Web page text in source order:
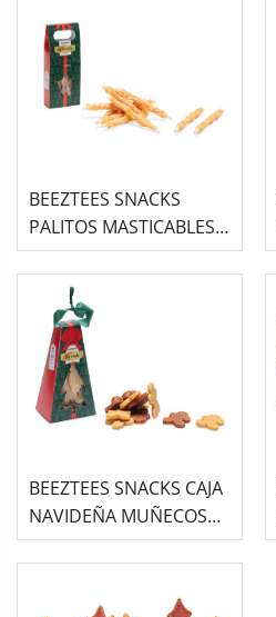
BEEZTEES SNACKS
PALITOS MASTICABLES
NAVIDEÑOS CON POLLO
PARA PERRO
BEEZTEES SNACKS CAJA
NAVIDEÑA MUÑECOS
DE JENGIBRE 150GR